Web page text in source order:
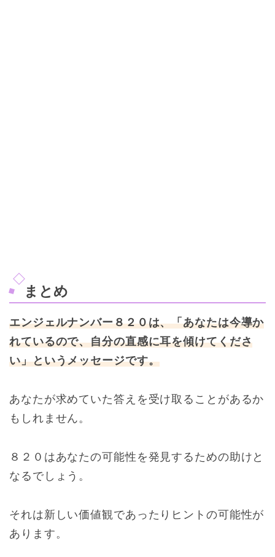
まとめ
エンジェルナンバー８２０は、「あなたは今導か
れているので、自分の直感に耳を傾けてくださ
い」というメッセージです。
あなたが求めていた答えを受け取ることがあるか
もしれません。
８２０はあなたの可能性を発見するための助けと
なるでしょう。
それは新しい価値観であったりヒントの可能性が
あります。